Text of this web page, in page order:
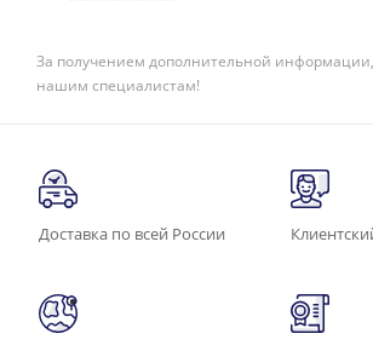
За получением дополнительной
нашим специалистам!
Доставка по всей России